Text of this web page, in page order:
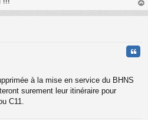
au
à la mise en service du BHNS
surement leur itinéraire pour
C11.